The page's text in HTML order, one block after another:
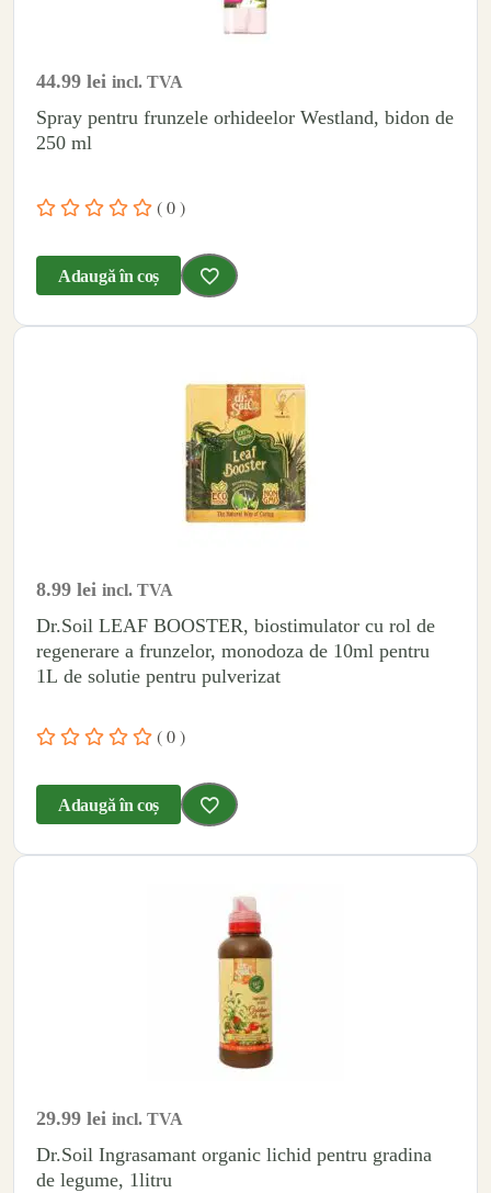
44.99 lei incl. TVA
Spray pentru frunzele orhideelor Westland, bidon de
250 ml
( 0 )
Adaugă în coș
8.99 lei incl. TVA
Dr.Soil LEAF BOOSTER, biostimulator cu rol de
regenerare a frunzelor, monodoza de 10ml pentru
1L de solutie pentru pulverizat
( 0 )
Adaugă în coș
29.99 lei incl. TVA
Dr.Soil Ingrasamant organic lichid pentru gradina
de legume, 1litru